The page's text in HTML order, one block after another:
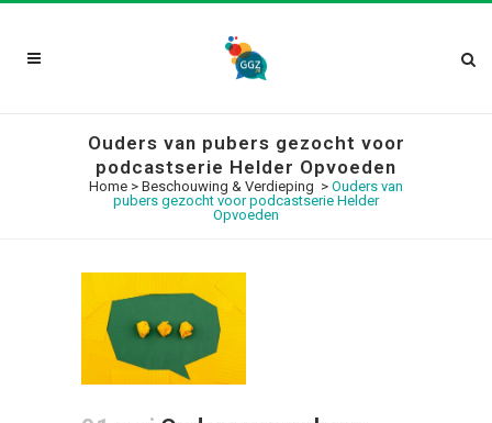
Ouders van pubers gezocht voor
podcastserie Helder Opvoeden
Home > Beschouwing & Verdieping > Ouders van
pubers gezocht voor podcastserie Helder
Opvoeden